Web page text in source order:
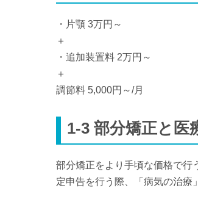
・片顎 3万円～
＋
・追加装置料 2万円～
＋
調節料 5,000円～/月
1-3 部分矯正と医
部分矯正をより手頃な価格で行
定申告を行う際、「病気の治療